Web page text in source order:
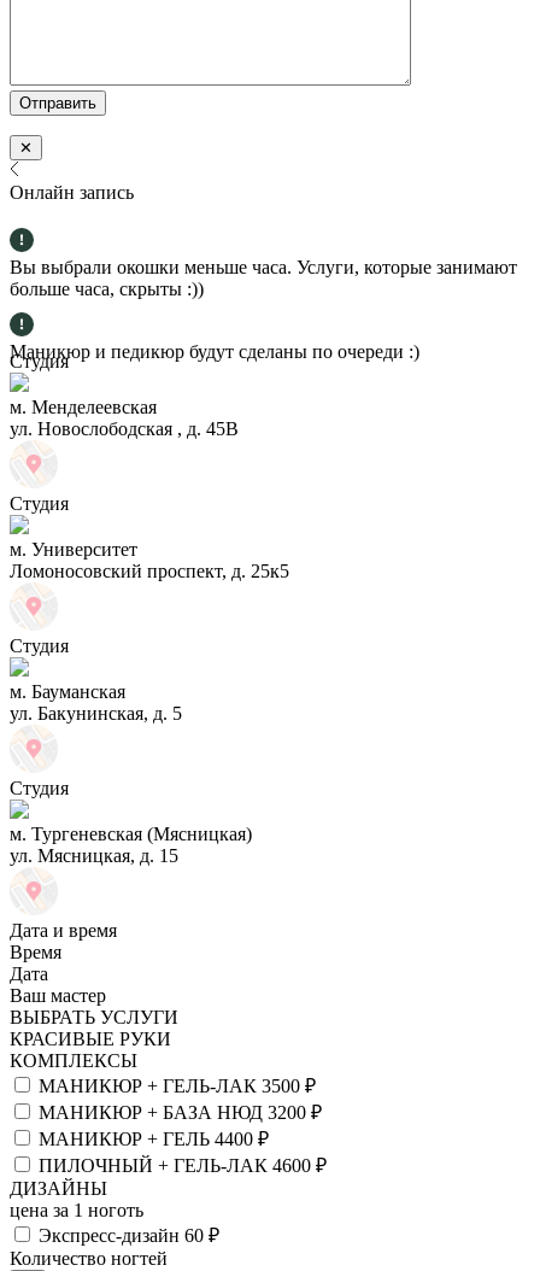
✕
Онлайн запись
Вы выбрали окошки меньше часа. Услуги, которые занимают
больше часа, скрыты :))
Маникюр и педикюр будут сделаны по очереди :)
Студия
м. Менделеевская
ул. Новослободская , д. 45В
Студия
м. Университет
Ломоносовский проспект, д. 25к5
Студия
м. Бауманская
ул. Бакунинская, д. 5
Студия
м. Тургеневская (Мясницкая)
ул. Мясницкая, д. 15
Дата и время
Время
Дата
Ваш мастер
ВЫБРАТЬ УСЛУГИ
КРАСИВЫЕ РУКИ
КОМПЛЕКСЫ
МАНИКЮР + ГЕЛЬ-ЛАК 3500 ₽
МАНИКЮР + БАЗА НЮД 3200 ₽
МАНИКЮР + ГЕЛЬ 4400 ₽
ПИЛОЧНЫЙ + ГЕЛЬ-ЛАК 4600 ₽
ДИЗАЙНЫ
цена за 1 ноготь
Экспресс-дизайн 60 ₽
Количество ногтей